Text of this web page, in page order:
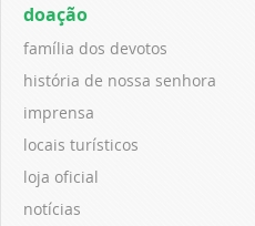
doação
família dos devotos
história de nossa senhora
imprensa
locais turísticos
loja oficial
notícias